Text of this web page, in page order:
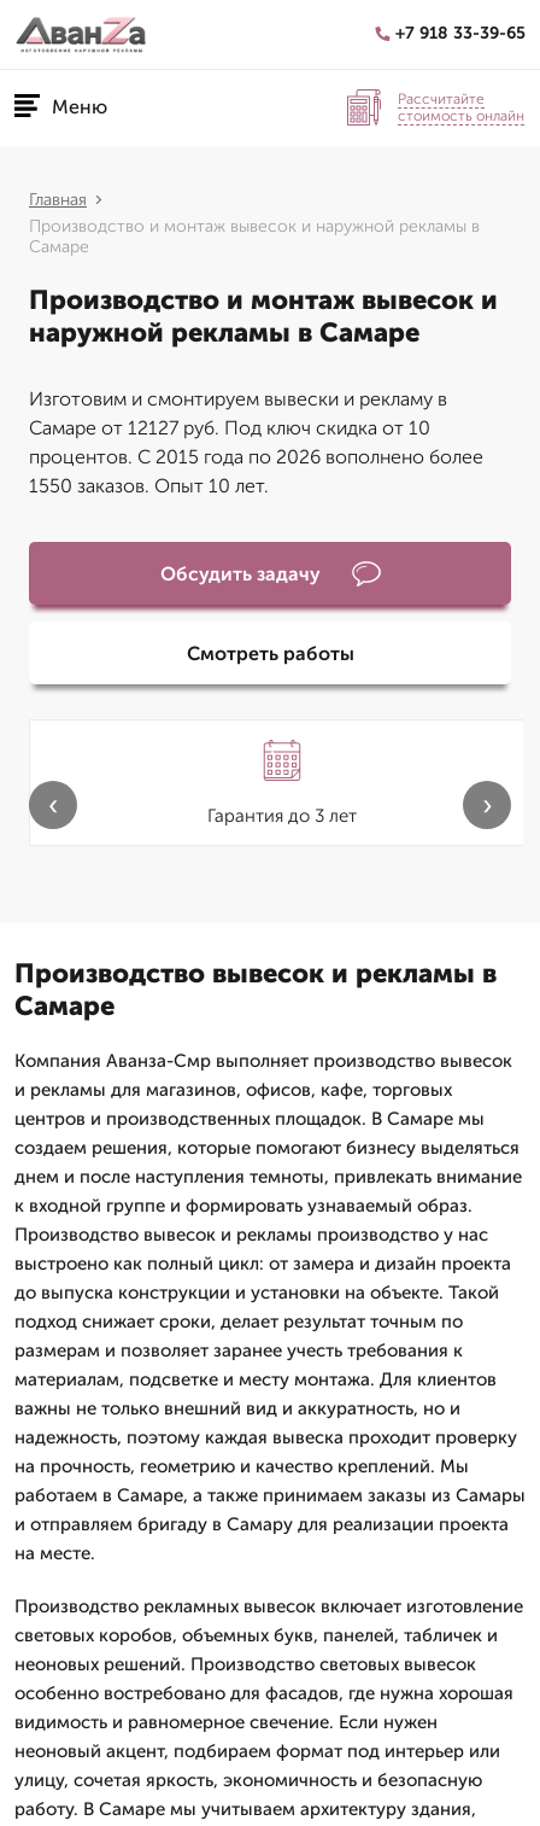
+7 918 33-39-65
Меню
Рассчитайте
стоимость онлайн
Главная
Производство и монтаж вывесок и наружной рекламы в
Самаре
Производство и монтаж вывесок и
наружной рекламы в Самаре
Изготовим и смонтируем вывески и рекламу в
Самаре от 12127 руб. Под ключ скидка от 10
процентов. С 2015 года по 2026 вополнено более
1550 заказов. Опыт 10 лет.
Обсудить задачу
Смотреть работы
Гарантия до 3 лет
‹ ›
Производство вывесок и рекламы в
Самаре
Компания Аванза-Смр выполняет производство вывесок
и рекламы для магазинов, офисов, кафе, торговых
центров и производственных площадок. В Самаре мы
создаем решения, которые помогают бизнесу выделяться
днем и после наступления темноты, привлекать внимание
к входной группе и формировать узнаваемый образ.
Производство вывесок и рекламы производство у нас
выстроено как полный цикл: от замера и дизайн проекта
до выпуска конструкции и установки на объекте. Такой
подход снижает сроки, делает результат точным по
размерам и позволяет заранее учесть требования к
материалам, подсветке и месту монтажа. Для клиентов
важны не только внешний вид и аккуратность, но и
надежность, поэтому каждая вывеска проходит проверку
на прочность, геометрию и качество креплений. Мы
работаем в Самаре, а также принимаем заказы из Самары
и отправляем бригаду в Самару для реализации проекта
на месте.
Производство рекламных вывесок включает изготовление
световых коробов, объемных букв, панелей, табличек и
неоновых решений. Производство световых вывесок
особенно востребовано для фасадов, где нужна хорошая
видимость и равномерное свечение. Если нужен
неоновый акцент, подбираем формат под интерьер или
улицу, сочетая яркость, экономичность и безопасную
работу. В Самаре мы учитываем архитектуру здания,